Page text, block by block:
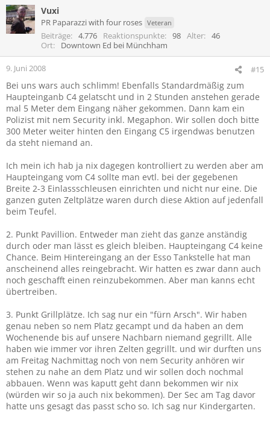
Vuxi
PR Paparazzi with four roses Veteran
Beiträge 4.776 Reaktionspunkte 98 Alter
46
Ort
Downtown Ed bei Münchham
9. Juni 2008 #15
Bei uns wars auch schlimm! Ebenfalls Standardmäßig zum
Haupteinganb C4 gelatscht und in 2 Stunden anstehen gerade
mal 5 Meter dem Eingang näher gekommen. Dann kam ein
Polizist mit nem Security inkl. Megaphon. Wir sollen doch bitte
300 Meter weiter hinten den Eingang C5 irgendwas benutzen
da steht niemand an.
Ich mein ich hab ja nix dagegen kontrolliert zu werden aber am
Haupteingang vom C4 sollte man evtl. bei der gegebenen
Breite 2-3 Einlassschleusen einrichten und nicht nur eine. Die
ganzen guten Zeltplätze waren durch diese Aktion auf jedenfall
beim Teufel.
2. Punkt Pavillion. Entweder man zieht das ganze anständig
durch oder man lässt es gleich bleiben. Haupteingang C4 keine
Chance. Beim Hintereingang an der Esso Tankstelle hat man
anscheinend alles reingebracht. Wir hatten es zwar dann auch
noch geschafft einen reinzubekommen. Aber man kanns echt
übertreiben.
3. Punkt Grillplätze. Ich sag nur ein "fürn Arsch". Wir haben
genau neben so nem Platz gecampt und da haben an dem
Wochenende bis auf unsere Nachbarn niemand gegrillt. Alle
haben wie immer vor ihren Zelten gegrillt. und wir durften uns
am Freitag Nachmittag noch von nem Security anhören wir
stehen zu nahe an dem Platz und wir sollen doch nochmal
abbauen. Wenn was kaputt geht dann bekommen wir nix
(würden wir so ja auch nix bekommen). Der Sec am Tag davor
hatte uns gesagt das passt scho so. Ich sag nur Kindergarten.